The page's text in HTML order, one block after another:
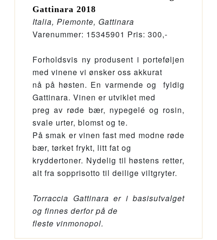
Gattinara 2018
Italia, Piemonte, Gattinara
Varenummer: 15345901 Pris: 300,-
Forholdsvis ny produsent i porteføljen
med vinene vi ønsker oss akkurat
nå på høsten. En varmende og fyldig
Gattinara. Vinen er utviklet med
preg av røde bær, nypegelé og rosin,
svale urter, blomst og te.
På smak er vinen fast med modne røde
bær, tørket frykt, litt fat og
kryddertoner. Nydelig til høstens retter,
alt fra sopprisotto til deilige viltgryter.
Torraccia Gattinara er i basisutvalget
og finnes derfor på de
fleste vinmonopol.